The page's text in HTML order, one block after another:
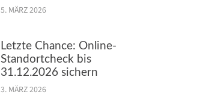
5. MÄRZ 2026
Letzte Chance: Online-
Standortcheck bis
31.12.2026 sichern
3. MÄRZ 2026